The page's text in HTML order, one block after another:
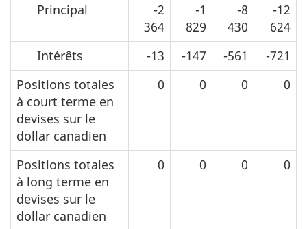
Principal
-2
364
-1
829
-8
430
-12
624
Intérêts
-13 -147 -561
-721
Positions totales
à court terme en
devises sur le
dollar canadien
0 0 0 0
Positions totales
à long terme en
devises sur le
dollar canadien
0 0 0 0